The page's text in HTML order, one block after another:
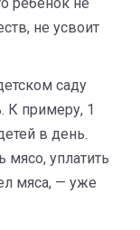
не усвоит
саду
К примеру, 1
в день.
уплатить
мяса, — уже